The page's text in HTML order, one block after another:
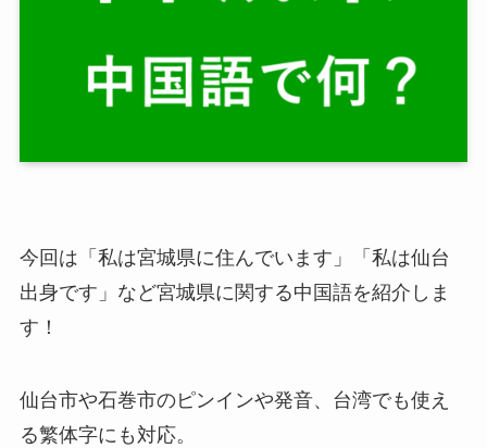
今回は「私は宮城県に住んでいます」「私は仙台
出身です」など宮城県に関する中国語を紹介しま
す！
仙台市や石巻市のピンインや発音、台湾でも使え
る繁体字にも対応。